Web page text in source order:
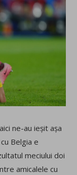
ne-au ieșit așa
Belgia e
meciului doi
amicalele cu